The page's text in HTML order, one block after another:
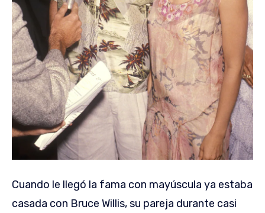
Cuando le llegó la fama con mayúscula ya estaba
casada con Bruce Willis, su pareja durante casi